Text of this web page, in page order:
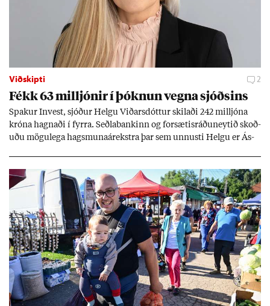
Viðskipti 2
Fékk 63 millj­ón­ir í þókn­un vegna sjóðs­ins
Spak­ur In­vest, sjóð­ur Helgu Við­ars­dótt­ur skil­aði 242 millj­óna
króna hagn­aði í fyrra. Seðla­bank­inn og for­sæt­is­ráðu­neyt­ið skoð­
uðu mögu­lega hags­muna­árekstra þar sem unnusti Helgu er Ás­